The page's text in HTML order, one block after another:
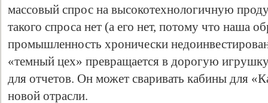
массовый спрос на высокотехнологичную
такого спроса нет (а его нет, потому что наша
промышленность хронически
«темный цех» превращается в дорогую
для отчетов. Он может сваривать кабины для
новой отрасли.